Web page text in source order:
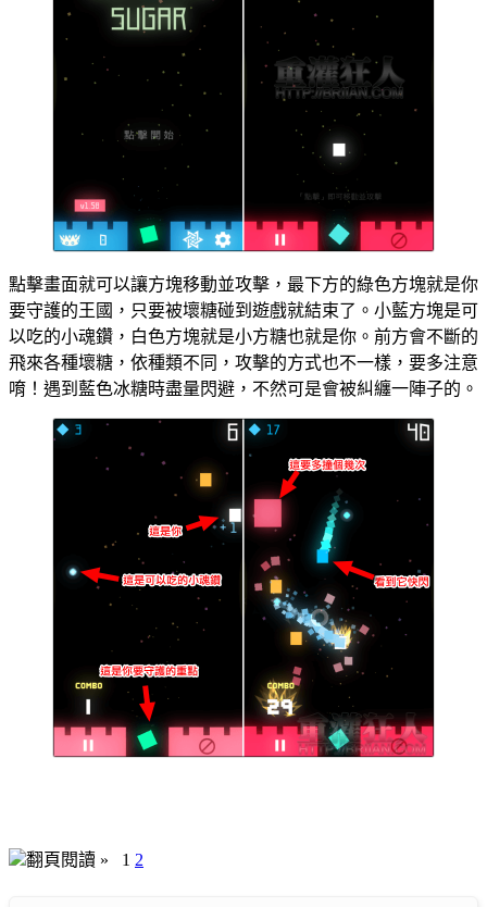
點擊畫面就可以讓方塊移動並攻擊，最下方的綠色方塊就是你
要守護的王國，只要被壞糖碰到遊戲就結束了。小藍方塊是可
以吃的小魂鑽，白色方塊就是小方糖也就是你。前方會不斷的
飛來各種壞糖，依種類不同，攻擊的方式也不一樣，要多注意
唷！遇到藍色冰糖時盡量閃避，不然可是會被糾纏一陣子的。
翻頁閱讀 » 1 2